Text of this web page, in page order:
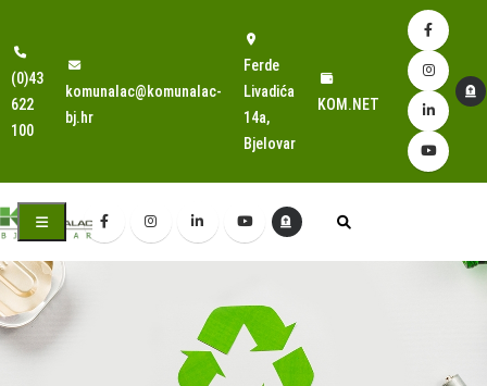
(0)43
622
100
komunalac@komunalac-
bj.hr
Ferde
Livadića
14a,
Bjelovar
KOM.NET